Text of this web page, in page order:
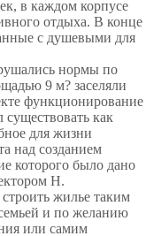
в каждом корпусе
отдыха. В конце
с душевыми для
нормы по
9 м? заселяли
функционирование
как
для жизни
над созданием
которого было дано
Н.
жилье таким
и по желанию
или самим